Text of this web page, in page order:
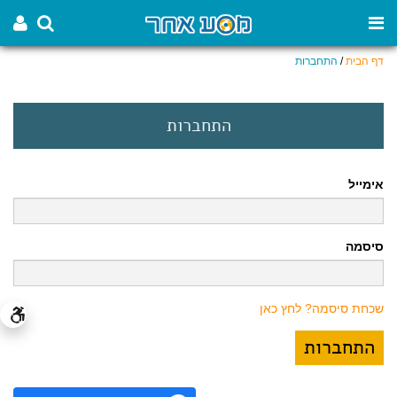
דף הבית/ התחברות
התחברות
אימייל
סיסמה
שכחת סיסמה? לחץ כאן